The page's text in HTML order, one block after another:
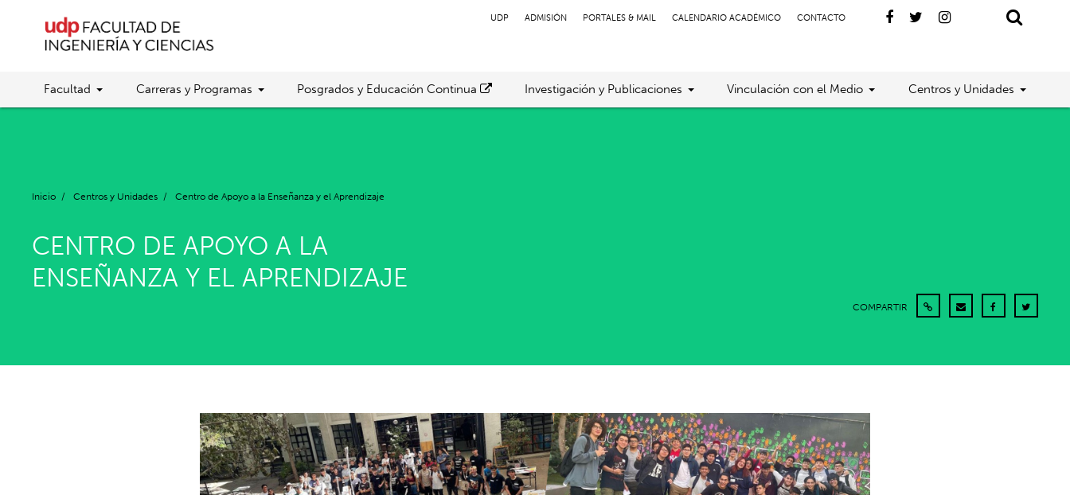
UDP ADMISIÓN PORTALES & MAIL CALENDARIO ACADÉMICO CONTACTO
Facultad Carreras y Programas Posgrados y Educación Continua Investigación y Publicaciones Vinculación con el Medio Centros y Unidades
Inicio / Centros y Unidades / Centro de Apoyo a la Enseñanza y el Aprendizaje
CENTRO DE APOYO A LA
ENSEÑANZA Y EL APRENDIZAJE
COMPARTIR